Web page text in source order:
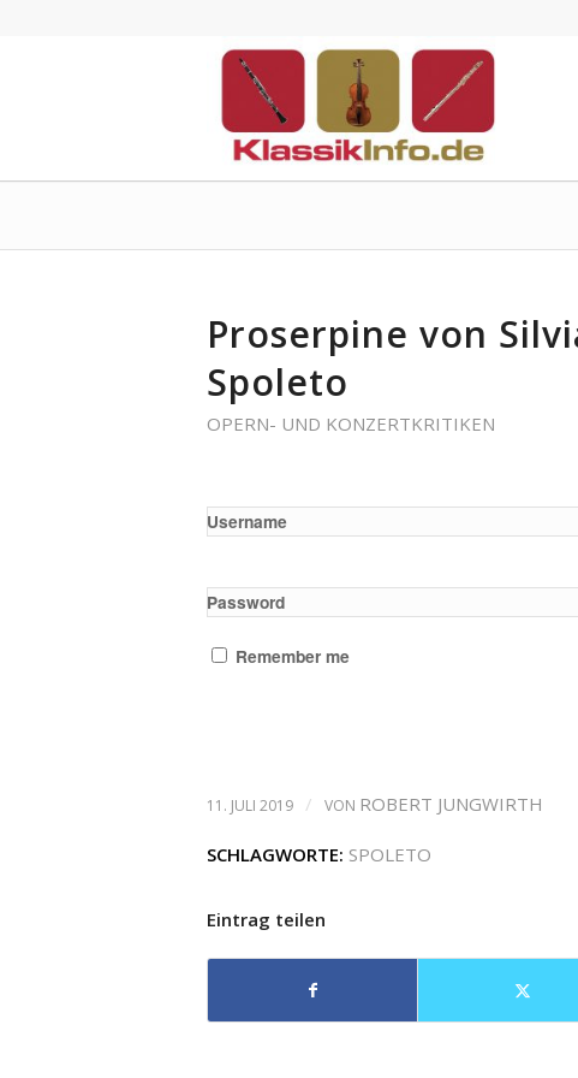
Proserpine von
Spoleto
OPERN- UND KONZERTKRITIKEN
Username
Password
Remember me
11. JULI 2019 / VON ROBERT JUNGWIRTH
SCHLAGWORTE: SPOLETO
Eintrag teilen